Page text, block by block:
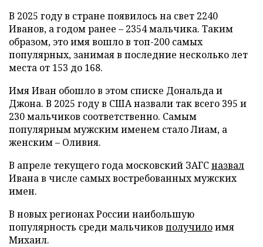
В 2025 году в стране появилось на свет 2240
Иванов, а годом ранее – 2354 мальчика. Таким
образом, это имя вошло в топ-200 самых
популярных, занимая в последние несколько лет
места от 153 до 168.
Имя Иван обошло в этом списке Дональда и
Джона. В 2025 году в США назвали так всего 395 и
230 мальчиков соответственно. Самым
популярным мужским именем стало Лиам, а
женским – Оливия.
В апреле текущего года московский ЗАГСназвал
Ивана в числе самых востребованных мужских
имен.
В новых регионах России наибольшую
популярность среди мальчиков получилоимя
Михаил.